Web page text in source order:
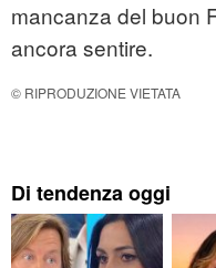
mancanza del buon
ancora sentire.
© RIPRODUZIONE VIETATA
Di tendenza oggi